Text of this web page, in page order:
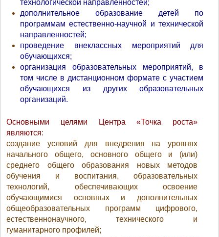
технологической направленностей;
дополнительное образование детей по
программам естественно-научной и технической
направленностей;
проведение внеклассных мероприятий для
обучающихся;
организация образовательных мероприятий, в
том числе в дистанционном формате с участием
обучающихся из других образовательных
организаций.
Основными целями Центра «Точка роста»
являются:
создание условий для внедрения на уровнях
начального общего, основного общего и (или)
среднего общего образования новых методов
обучения и воспитания, образовательных
технологий, обеспечивающих освоение
обучающимися основных и дополнительных
общеобразовательных программ цифрового,
естественнонаучного, технического и
гуманитарного профилей;